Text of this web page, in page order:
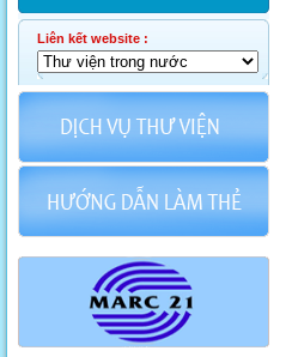
Liên kết website :